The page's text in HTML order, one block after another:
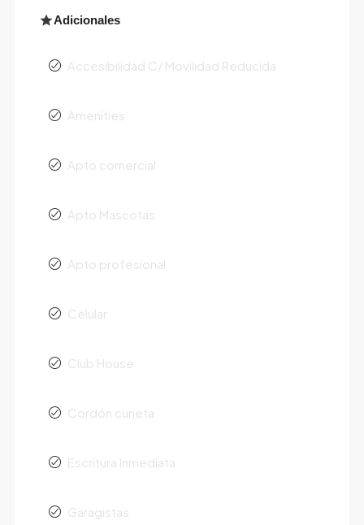
Adicionales
Accesibilidad C/ Movilidad Reducida
Amenities
Apto comercial
Apto Mascotas
Apto profesional
Celular
Club House
Cordón cuneta
Escritura Inmediata
Garagistas